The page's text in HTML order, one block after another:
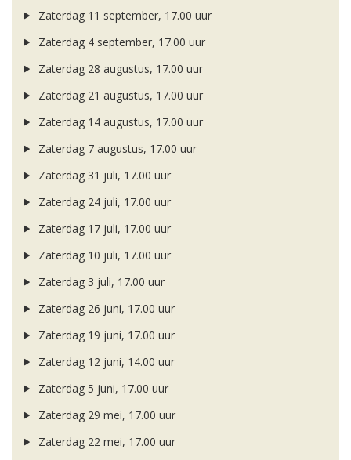
Zaterdag 11 september, 17.00 uur
Zaterdag 4 september, 17.00 uur
Zaterdag 28 augustus, 17.00 uur
Zaterdag 21 augustus, 17.00 uur
Zaterdag 14 augustus, 17.00 uur
Zaterdag 7 augustus, 17.00 uur
Zaterdag 31 juli, 17.00 uur
Zaterdag 24 juli, 17.00 uur
Zaterdag 17 juli, 17.00 uur
Zaterdag 10 juli, 17.00 uur
Zaterdag 3 juli, 17.00 uur
Zaterdag 26 juni, 17.00 uur
Zaterdag 19 juni, 17.00 uur
Zaterdag 12 juni, 14.00 uur
Zaterdag 5 juni, 17.00 uur
Zaterdag 29 mei, 17.00 uur
Zaterdag 22 mei, 17.00 uur